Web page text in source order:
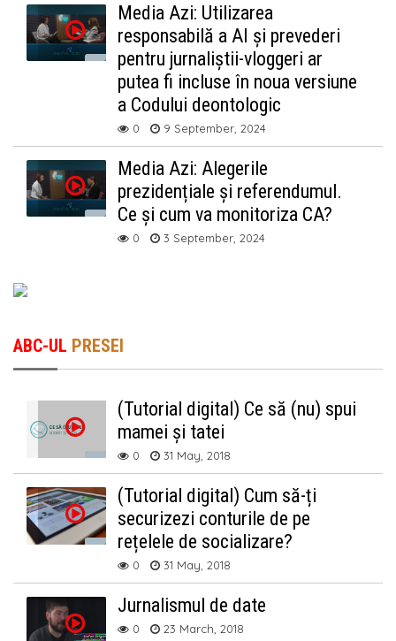
Media Azi: Utilizarea
responsabilă a AI și prevederi
pentru jurnaliștii-vloggeri ar
putea fi incluse în noua versiune
a Codului deontologic
0 9 September, 2024
Media Azi: Alegerile
prezidențiale și referendumul.
Ce și cum va monitoriza CA?
0 3 September, 2024
ABC-UL PRESEI
(Tutorial digital) Ce să (nu) spui
mamei și tatei
0 31 May, 2018
(Tutorial digital) Cum să-ți
securizezi conturile de pe
rețelele de socializare?
0 31 May, 2018
Jurnalismul de date
0 23 March, 2018